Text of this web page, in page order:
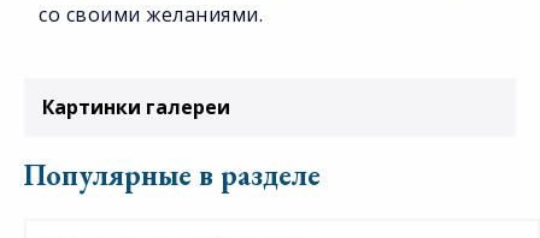
со своими желаниями.
Картинки галереи
Популярные в разделе